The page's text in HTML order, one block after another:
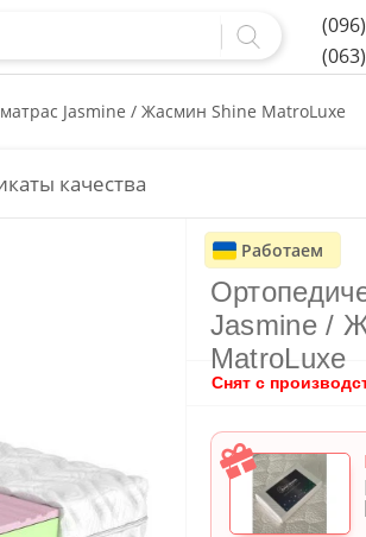
Jasmine / Жасмин Shine MatroLuxe
качества
Работаем
Jasmine /
MatroLuxe
Снят с